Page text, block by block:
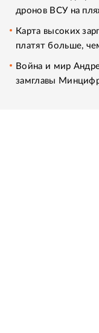
дронов ВСУ на
Карта высоких
платят больше,
Война и мир
замглавы